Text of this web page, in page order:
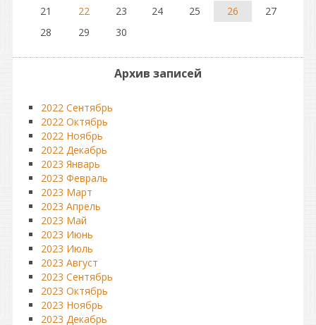
21
22 23 24 25 26
27
28
29 30
Архив записей
2022 Сентябрь
2022 Октябрь
2022 Ноябрь
2022 Декабрь
2023 Январь
2023 Февраль
2023 Март
2023 Апрель
2023 Май
2023 Июнь
2023 Июль
2023 Август
2023 Сентябрь
2023 Октябрь
2023 Ноябрь
2023 Декабрь